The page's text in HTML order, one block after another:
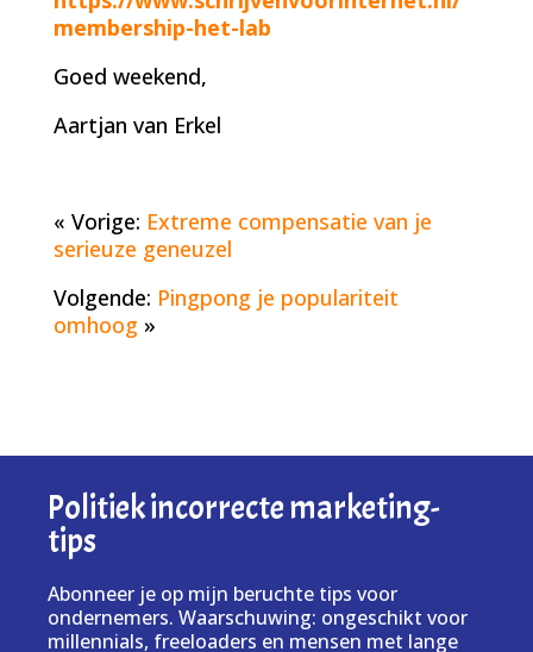
membership-het-lab
Goed weekend,
Aartjan van Erkel
« Vorige: Extreme compensatie van je
serieuze geneuzel
Volgende: Pingpong je populariteit
omhoog »
Politiek incorrecte marketing-
tips
Abonneer je op mijn beruchte tips voor
ondernemers. Waarschuwing: ongeschikt voor
millennials, freeloaders en mensen met lange